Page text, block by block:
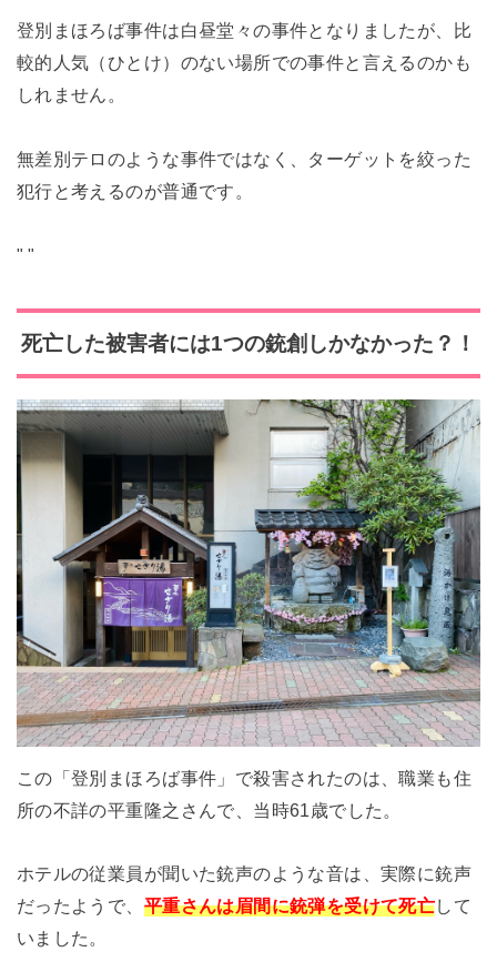
登別まほろば事件は白昼堂々の事件となりましたが、比
較的人気（ひとけ）のない場所での事件と言えるのかも
しれません。
無差別テロのような事件ではなく、ターゲットを絞った
犯行と考えるのが普通です。
" "
死亡した被害者には1つの銃創しかなかった？！
この「登別まほろば事件」で殺害されたのは、職業も住
所の不詳の平重隆之さんで、当時61歳でした。
ホテルの従業員が聞いた銃声のような音は、実際に銃声
だったようで、 平重さんは眉間に銃弾を受けて死亡して
いました。